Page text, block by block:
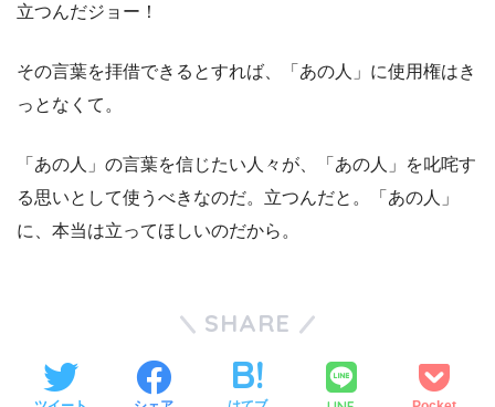
立つんだジョー！
その言葉を拝借できるとすれば、「あの人」に使用権はき
っとなくて。
「あの人」の言葉を信じたい人々が、「あの人」を叱咤す
る思いとして使うべきなのだ。立つんだと。「あの人」
に、本当は立ってほしいのだから。
SHARE